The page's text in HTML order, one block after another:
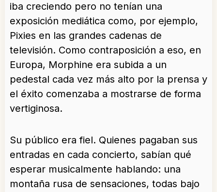
iba creciendo pero no tenían una
exposición mediática como, por ejemplo,
Pixies en las grandes cadenas de
televisión. Como contraposición a eso, en
Europa, Morphine era subida a un
pedestal cada vez más alto por la prensa y
el éxito comenzaba a mostrarse de forma
vertiginosa.
Su público era fiel. Quienes pagaban sus
entradas en cada concierto, sabían qué
esperar musicalmente hablando: una
montaña rusa de sensaciones, todas bajo